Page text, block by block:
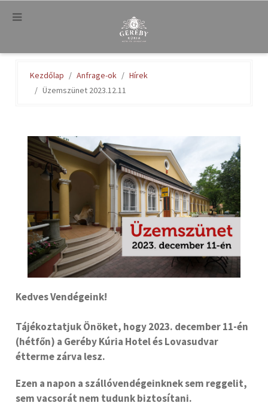
.
Kezdőlap Anfrage-ok
Hírek
Üzemszünet 2023.12.11
Kedves Vendégeink!
Tájékoztatjuk Önöket, hogy 2023. december 11-én
(hétfőn) a Geréby Kúria Hotel és Lovasudvar
étterme zárva lesz.
Ezen a napon a szállóvendégeinknek sem reggelit,
sem vacsorát nem tudunk biztosítani.